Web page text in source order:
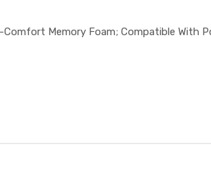
Memory Foam; Compatible With